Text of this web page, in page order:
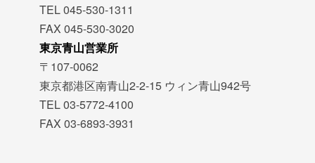
TEL 045-530-1311
FAX 045-530-3020
東京青山営業所
〒107-0062
東京都港区南青山2-2-15 ウィン青山942号
TEL 03-5772-4100
FAX 03-6893-3931